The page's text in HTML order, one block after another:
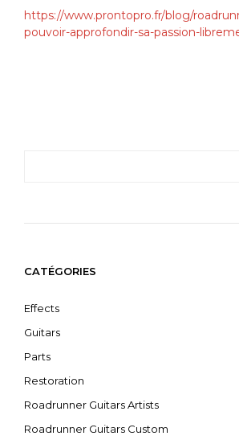
https://www.prontopro.fr/blog/
pouvoir-approfondir-sa-passion-
CATÉGORIES
Effects
Guitars
Parts
Restoration
Roadrunner Guitars Artists
Roadrunner Guitars Custom